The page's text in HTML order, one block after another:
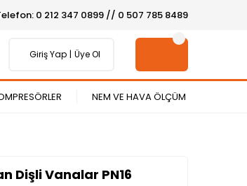
0 212 347 0899 // 0 507 785 8489
Giriş Yap Üye Ol
NEM VE HAVA ÖLÇÜM
Dişli Vanalar PN16